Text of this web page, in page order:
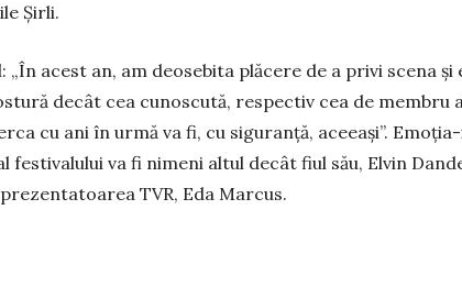
Şirli.
„În acest an, am deo­sebita plă­cere de a privi scena şi
decât cea cunoscută, res­pectiv cea de membru
cu ani în urmă va fi, cu siguranţă, aceeaşi”.
festivalului va fi nimeni altul decât fiul său, Elvin
TVR, Eda Marcus.